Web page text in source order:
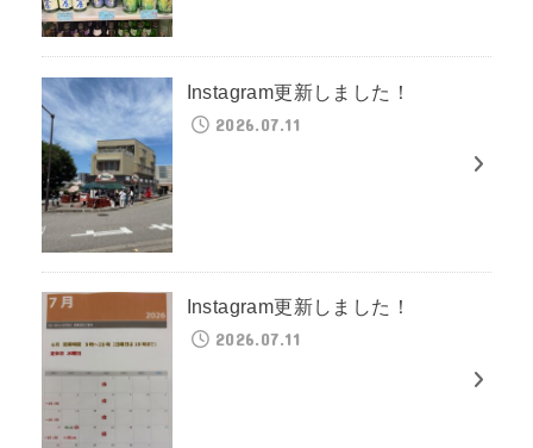
Instagram更新しました！
2026.07.11
Instagram更新しました！
2026.07.11